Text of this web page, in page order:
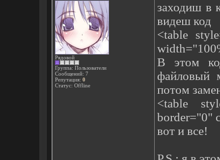
Рядовой
Группа: Пользователи
Сообщений: 7
Репутация: 0
Статус: Offline
заходиш в
видеш код
<table
В этом
файловый
потом
<table
border="0"
вот и все!